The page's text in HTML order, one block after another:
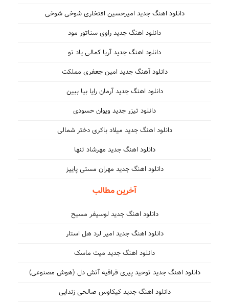
دانلود اهنگ جدید امیرحسین افتخاری شوخی شوخی
دانلود اهنگ جدید راوی سناتور مود
دانلود اهنگ جدید آریا کمالی یاد تو
دانلود آهنگ جدید امین جعفری مملکت
دانلود اهنگ جدید آرمان رایا بیا ببین
دانلود تیزر جدید ویوان حسودی
دانلود اهنگ جدید میلاد باکری دختر شمالی
دانلود اهنگ جدید مهرشاد تنها
دانلود اهنگ جدید مهران مستی پاییز
آخرین مطالب
دانلود اهنگ جدید لوسیفر مسیح
دانلود اهنگ جدید امیر لرد هل استار
دانلود اهنگ جدید میث ماسک
دانلود اهنگ جدید توحید پیری قراقیه آتش دل (هوش مصنوعی)
دانلود اهنگ جدید کیکاوس صالحی زندایی